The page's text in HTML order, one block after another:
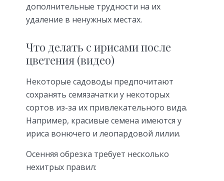
дополнительные трудности на их
удаление в ненужных местах.
Что делать с ирисами после
цветения (видео)
Некоторые садоводы предпочитают
сохранять семязачатки у некоторых
сортов из-за их привлекательного вида.
Например, красивые семена имеются у
ириса вонючего и леопардовой лилии.
Осенняя обрезка требует несколько
нехитрых правил: